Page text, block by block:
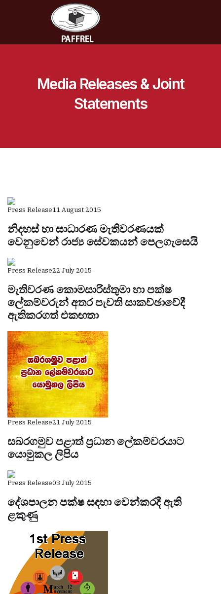
Media Releases & Joint
Statements
Press Release11 August 2015
නිදහස් හා සාධාරණ මැතිවරණයක්
වෙනුවෙන් රාජ්‍ය සේවකයන් පෙලගැසෙයි
Press Release22 July 2015
මැතිවරණ කොමසාරිස්තුමා හා පක්ෂ
ලේකම්වරුන් අතර පැවති සාකච්ඡාවේදී
ඇතිකරගත් එකඟතා
Press Release21 July 2015
සබරගමුව පළාත් ප‍්‍රධාන ලේකම්වරයාට
යොමුකල ලිපිය
Press Release03 July 2015
දේශපාලන පක්ෂ සඳහා වෙන්කරදී ඇති
ළකුණු